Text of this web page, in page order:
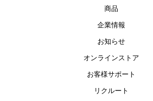
商品
企業情報
お知らせ
オンラインストア
お客様サポート
リクルート